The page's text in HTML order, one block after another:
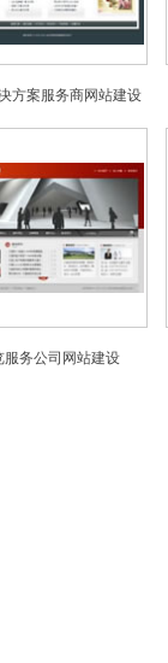
方案服务商网站建设
服务公司网站建设